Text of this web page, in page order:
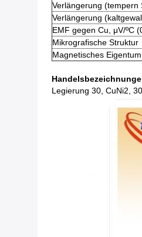
Verlängerung (tempern
Verlängerung
EMF gegen Cu, μV/ºC
Mikrografische Struktur
Magnetisches Eigentum
Legierung 30, CuNi2,